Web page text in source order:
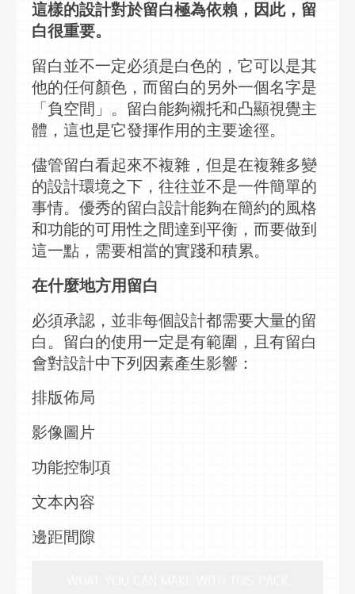
這樣的設計對於留白極為依賴，因此，留
白很重要。
留白並不一定必須是白色的，它可以是其
他的任何顏色，而留白的另外一個名字是
「負空間」。留白能夠襯托和凸顯視覺主
體，這也是它發揮作用的主要途徑。
儘管留白看起來不複雜，但是在複雜多變
的設計環境之下，往往並不是一件簡單的
事情。優秀的留白設計能夠在簡約的風格
和功能的可用性之間達到平衡，而要做到
這一點，需要相當的實踐和積累。
在什麼地方用留白
必須承認，並非每個設計都需要大量的留
白。留白的使用一定是有範圍，且有留白
會對設計中下列因素產生影響：
排版佈局
影像圖片
功能控制項
文本內容
邊距間隙